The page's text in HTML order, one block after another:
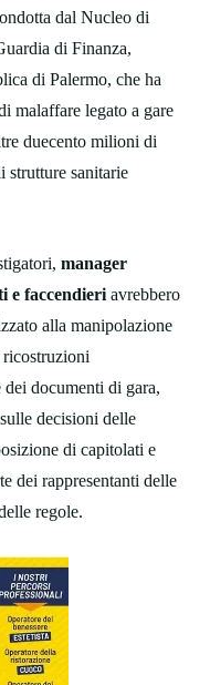
dal Nucleo di
di Finanza,
di Palermo, che ha
malaffare legato a gare
duecento milioni di
strutture sanitarie
manager
e faccendieri avrebbero
alla manipolazione
documenti di gara,
decisioni delle
di capitolati e
dei rappresentanti delle
regole.